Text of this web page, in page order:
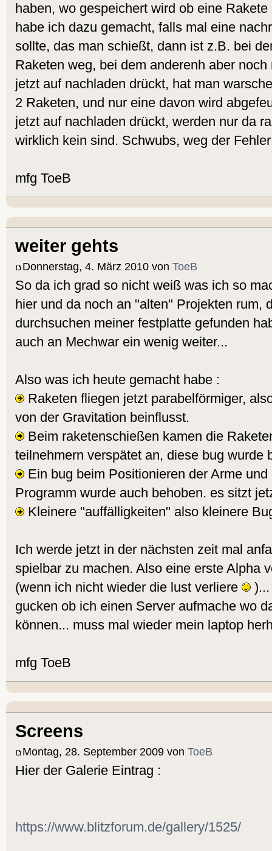
haben, wo gespeichert wird ob eine
habe ich dazu gemacht, falls mal eine
sollte, das man schießt, dann ist z.B. bei
Raketen weg, bei dem anderenh aber
jetzt auf nachladen drückt, hat man
2 Raketen, und nur eine davon wird
jetzt auf nachladen drückt, werden nur da
wirklich kein sind. Schwubs, weg der
mfg ToeB
weiter gehts
Donnerstag, 4. März 2010 von ToeB
So da ich grad so nicht weiß was ich so
hier und da noch an "alten" Projekten rum,
durchsuchen meiner festplatte gefunden
auch an Mechwar ein wenig weiter...
Also was ich heute gemacht habe :
Raketen fliegen jetzt parabelförmiger,
von der Gravitation beinflusst.
Beim raketenschießen kamen die
teilnehmern verspätet an, diese bug wurde
Ein bug beim Positionieren der Arme
Programm wurde auch behoben. es sitzt
Kleinere "auffälligkeiten" also kleinere
Ich werde jetzt in der nächsten zeit mal
spielbar zu machen. Also eine erste Alpha
(wenn ich nicht wieder die lust verliere
gucken ob ich einen Server aufmache wo
können... muss mal wieder mein laptop
mfg ToeB
Screens
Montag, 28. September 2009 von ToeB
Hier der Galerie Eintrag :
https://www.blitzforum.de/gallery/1525/